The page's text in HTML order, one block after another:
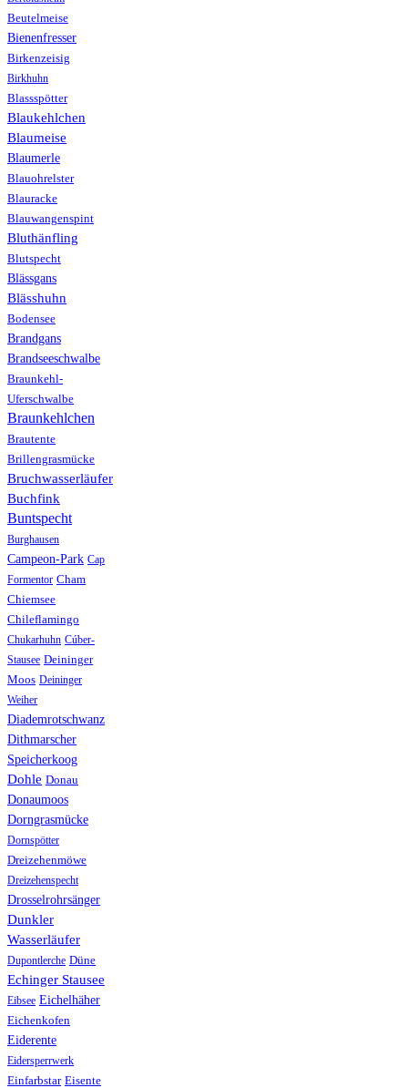
Beutelmeise
Bienenfresser
Birkenzeisig
Birkhuhn
Blassspötter
Blaukehlchen
Blaumeise
Blaumerle
Blauohrelster
Blauracke
Blauwangenspint
Bluthänfling
Blutspecht
Blässgans
Blässhuhn
Bodensee
Brandgans
Brandseeschwalbe
Braunkehl-
Uferschwalbe
Braunkehlchen
Brautente
Brillengrasmücke
Bruchwasserläufer
Buchfink
Buntspecht
Burghausen
Campeon-Park Cap
Formentor Cham
Chiemsee
Chileflamingo
Chukarhuhn Cúber-
Stausee Deininger
Moos Deininger
Weiher
Diademrotschwanz
Dithmarscher
Speicherkoog
Dohle Donau
Donaumoos
Dorngrasmücke
Dornspötter
Dreizehenmöwe
Dreizehenspecht
Drosselrohrsänger
Dunkler
Wasserläufer
Dupontlerche Düne
Echinger Stausee
Eibsee Eichelhäher
Eichenkofen
Eiderente
Eidersperrwerk
Einfarbstar Eisente